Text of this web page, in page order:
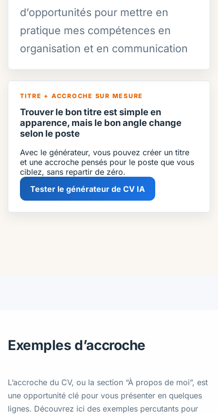
d’opportunités pour mettre en
pratique mes compétences en
organisation et en communication
TITRE + ACCROCHE SUR MESURE
Trouver le bon titre est simple en
apparence, mais le bon angle change
selon le poste
Avec le générateur, vous pouvez créer un titre
et une accroche pensés pour le poste que vous
ciblez, sans repartir de zéro.
Tester le générateur de CV IA
Exemples d’accroche
L’accroche du CV, ou la section “À propos de moi”, est
une opportunité clé pour vous présenter en quelques
lignes. Découvrez ici des exemples percutants pour